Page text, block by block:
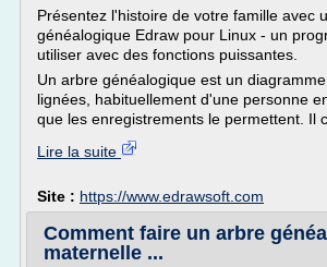
Présentez l'histoire de votre famille avec
généalogique Edraw pour Linux - un
utiliser avec des fonctions puissantes.
Un arbre généalogique est un
lignées, habituellement d'une personne
que les enregistrements le permettent. Il
Lire la suite
Site : https://www.edrawsoft.com
Comment faire un arbre
maternelle ...